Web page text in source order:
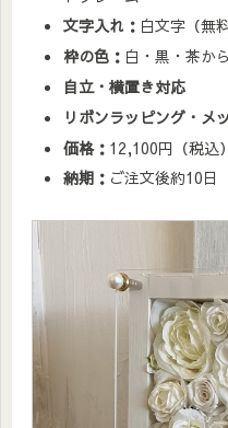
文字入れ： 白文字（無
枠の色： 白・黒・茶か
自立・横置き対応
リボンラッピング・メ
価格： 12,100円（税込）
納期： ご注文後約10日